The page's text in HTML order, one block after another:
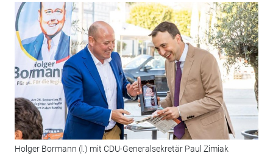
Holger Bormann (l.) mit CDU-Generalsekretär Paul Zimiak